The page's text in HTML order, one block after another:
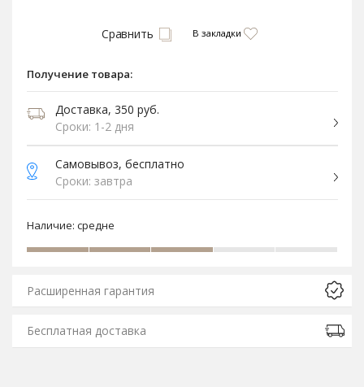
Сравнить В закладки
Получение товара:
Доставка, 350 руб.
Сроки: 1-2 дня
Самовывоз, бесплатно
Сроки: завтра
Наличие: средне
Расширенная гарантия
Бесплатная доставка